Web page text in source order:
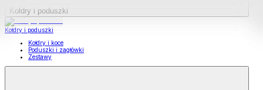
Kołdry i poduszki
Kołdry i poduszki
Kołdry i koce
Poduszki i zagłówki
Zestawy